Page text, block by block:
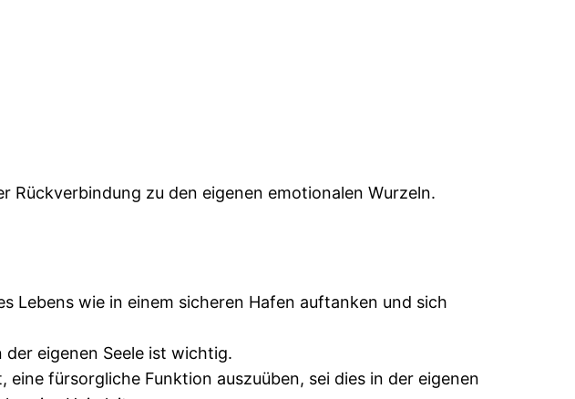
Rückverbindung zu den eigenen emotionalen Wurzeln.
Lebens wie in einem sicheren Hafen auftanken und sich
eigenen Seele ist wichtig.
fürsorgliche Funktion auszuüben, sei dies in der eigenen